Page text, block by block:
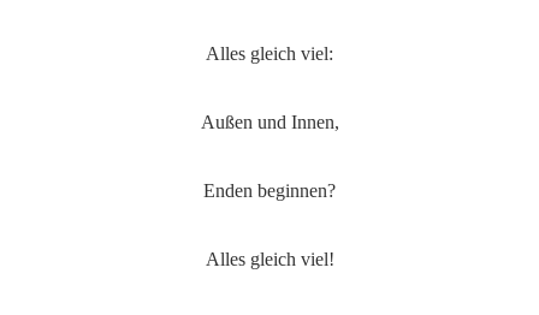
Alles gleich viel:
Außen und Innen,
Enden beginnen?
Alles gleich viel!